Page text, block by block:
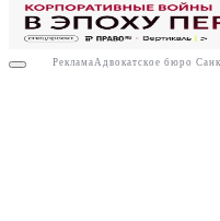
Реклама Адвокатское бюро